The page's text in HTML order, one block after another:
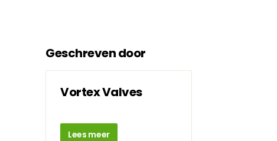
Geschreven door
Vortex Valves
Lees meer